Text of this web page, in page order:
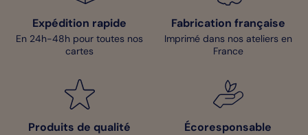
Expédition rapide
En 24h-48h pour toutes nos
cartes
Fabrication française
Imprimé dans nos ateliers en
France
Produits de qualité Écoresponsable